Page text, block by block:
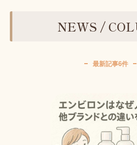
NEWS /
最新記事6件